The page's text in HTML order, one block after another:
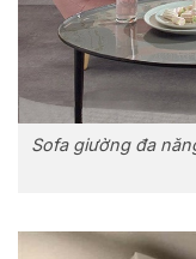
Sofa giường đa